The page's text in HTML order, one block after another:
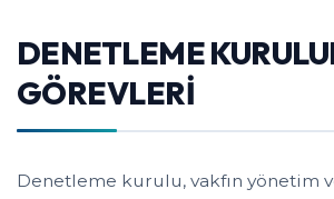
DENETLEME
GÖREVLERİ
Denetleme kurulu, vakfın yönetim